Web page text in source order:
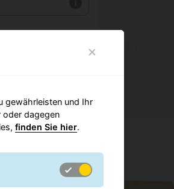
gewährleisten und Ihr
oder dagegen
finden Sie hier.